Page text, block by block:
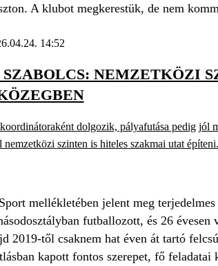
A klubot megkerestük, de nem
14:52
SZABOLCS: NEMZETKÖZI
dolgozik, pályafutása pedig jól
szinten is hiteles szakmai utat építeni.
mellékletében jelent meg
futballozott, és 26 évesen
2019-től csaknem hat éven át tartó
kapott fontos szerepet, fő